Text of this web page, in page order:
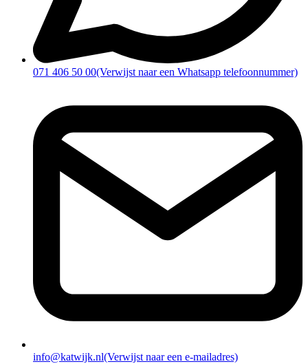
071 406 50 00(Verwijst naar een Whatsapp telefoonnummer)
info@katwijk.nl(Verwijst naar een e-mailadres)